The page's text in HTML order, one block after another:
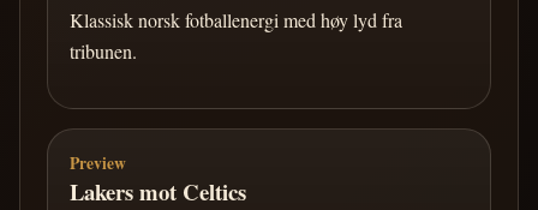
Klassisk norsk fotballenergi med høy lyd fra
tribunen.
Preview
Lakers mot Celtics